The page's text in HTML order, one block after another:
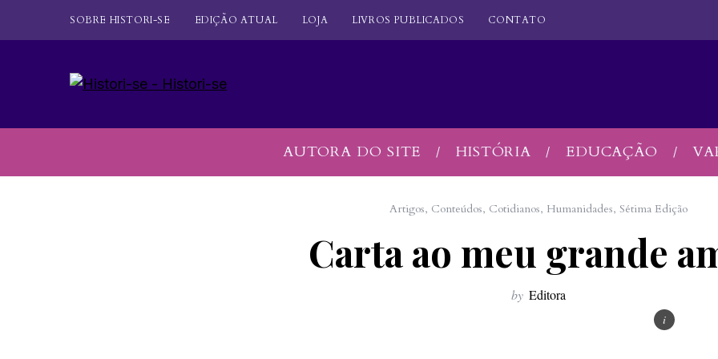
SOBRE HISTORI-SE EDIÇÃO ATUAL LOJA LIVROS PUBLICADOS CONTATO
AUTORA DO SITE HISTÓRIA EDUCAÇÃO
Artigos, Conteúdos, Cotidianos, Humanidades, Sétima Edição
Carta ao meu grande
by Editora